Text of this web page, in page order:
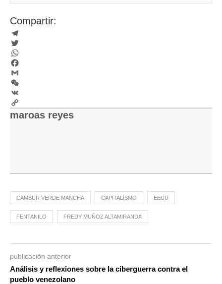
Compartir:
Telegram
Twitter
WhatsApp
Facebook
Gmail
WeChat
VK
Copy
maroas reyes
CAMBUR VERDE MANCHA CAPITALISMO EEUU
FENTANILO FREDY MUÑOZ ALTAMIRANDA
publicación anterior
Análisis y reflexiones sobre la ciberguerra contra el
pueblo venezolano